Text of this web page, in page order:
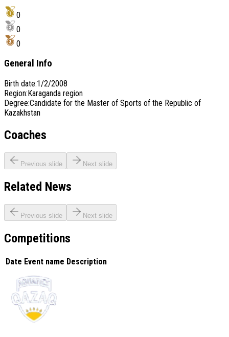
0
0
0
General Info
Birth date:1/2/2008
Region:Karaganda region
Degree:Candidate for the Master of Sports of the Republic of
Kazakhstan
Coaches
Previous slide Next slide
Related News
Previous slide Next slide
Competitions
Date Event name Description